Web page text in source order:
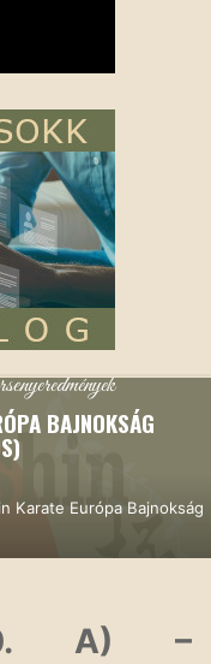
BAJNOKSÁG
Karate Európa Bajnokság
A) –